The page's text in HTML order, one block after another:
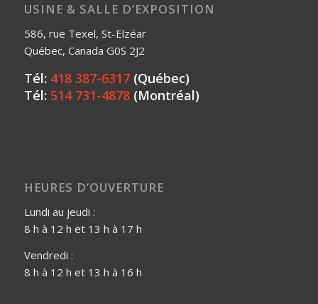
USINE & SALLE D’EXPOSITION
586, rue Texel, St-Elzéar
Québec, Canada G0S 2J2
Tél: 418 387-6317(Québec)
Tél: 514 731-4878(Montréal)
HEURES D’OUVERTURE
Lundi au jeudi :
8 h à 12 h et 13 h à 17 h
Vendredi :
8 h à 12 h et 13 h à 16 h